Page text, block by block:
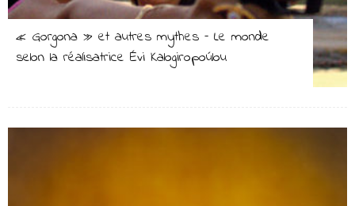
« Gorgona » et autres mythes – Le monde
selon la réalisatrice Évi Kalogiropoúlou